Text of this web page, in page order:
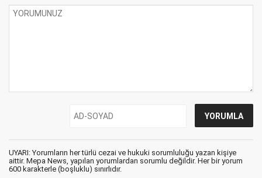
UYARI: Yorumların her türlü cezai ve hukuki sorumluluğu yazan kişiye
aittir. Mepa News, yapılan yorumlardan sorumlu değildir. Her bir yorum
600 karakterle (boşluklu) sınırlıdır.